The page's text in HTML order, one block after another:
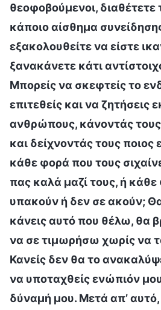
θεοφοβούμενοι, διαθέτετε
κάποιο αίσθημα
εξακολουθείτε να είστε
ξανακάνετε κάτι
Μπορείς να σκεφτείς το
επιτεθείς και να ζητήσεις
ανθρώπους, κάνοντάς
και δείχνοντάς τους ποιος
κάθε φορά που τους
πας καλά μαζί τους, ή
υπακούν ή δεν σε ακούν;
κάνεις αυτό που θέλω, θα
να σε τιμωρήσω χωρίς να
Κανείς δεν θα το
να υποταχθείς ενώπιόν
δύναμή μου. Μετά απ’